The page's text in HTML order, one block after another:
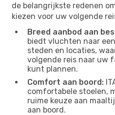
de belangrijkste redenen
kiezen voor uw volgende
Breed aanbod aan
biedt vluchten naar
steden en locaties,
volgende reis naar uw
kunt plannen.
Comfort aan boord:
comfortabele stoelen,
ruime keuze aan
aan boord.